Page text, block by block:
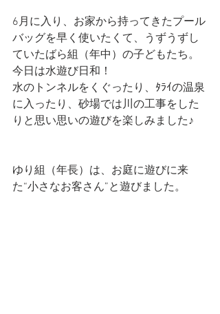
6月に入り、お家から持ってきたプール
バッグを早く使いたくて、うずうずし
ていたばら組（年中）の子どもたち。
今日は水遊び日和！
水のトンネルをくぐったり、ﾀﾗｲの温泉
に入ったり、砂場では川の工事をした
りと思い思いの遊びを楽しみました♪
ゆり組（年長）は、お庭に遊びに来
た“小さなお客さん”と遊びました。